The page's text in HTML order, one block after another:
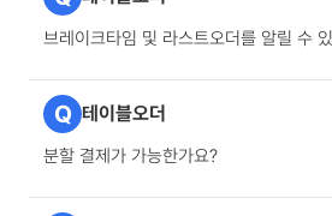
브레이크타임 및 라스트오더를 알릴 수
Q 테이블오더
분할 결제가 가능한가요?